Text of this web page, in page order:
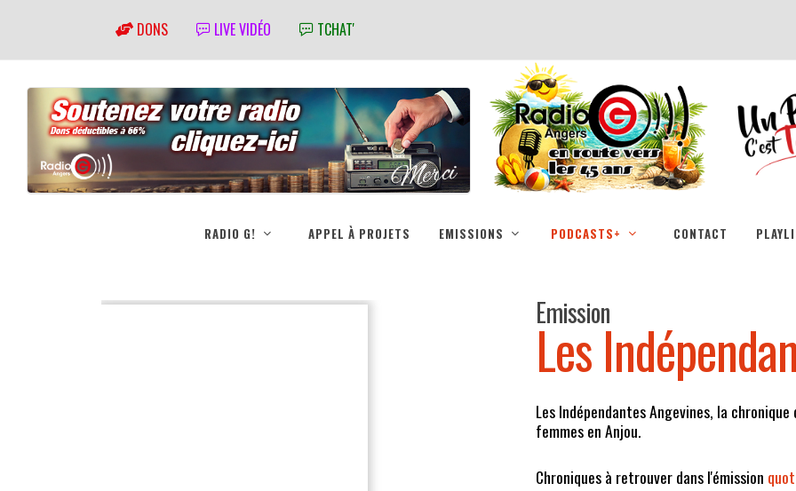
DONS LIVE VIDÉO TCHAT'
RADIO G! APPEL À PROJETS EMISSIONS PODCASTS+ CONTACT
Emission
Les
Les Indépendantes Angevines, la
femmes en Anjou.
Chroniques à retrouver dans l'émission